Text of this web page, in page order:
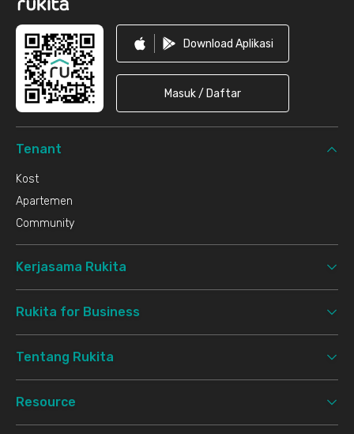
Download Aplikasi
Masuk / Daftar
Tenant
Kost
Apartemen
Community
Kerjasama Rukita
Rukita for Business
Tentang Rukita
Resource